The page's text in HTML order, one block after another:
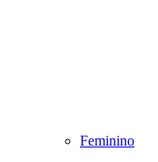
Feminino